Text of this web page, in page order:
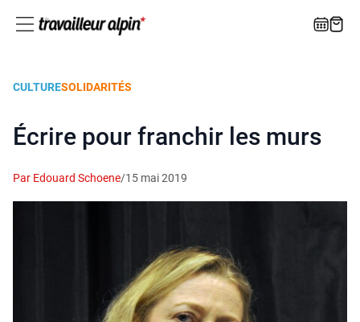
CULTURESOLIDARITÉS
Écrire pour franchir les murs
Par Edouard Schoene/15 mai 2019